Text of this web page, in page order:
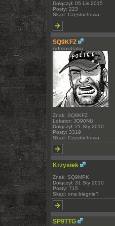
Dołączył: 05 Lis 2015
Posty: 223
Skąd: Częstochowa
SQ9KFZ
Administrator
Znak: SQ9KFZ
Lokator: JO90NU
Dołączył: 21 Sty 2010
Posty: 3319
Skąd: Częstochowa
Krzysiek
Znak: SQ9MPK
Dołączył: 31 Sty 2010
Posty: 715
Skąd: ona biegnie?
SP9TTG